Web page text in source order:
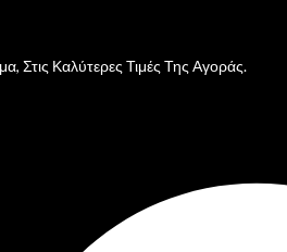
Στις Καλύτερες Τιμές Της Αγοράς.